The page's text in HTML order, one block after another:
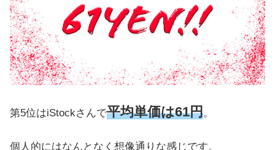
第5位はiStockさんで平均単価は61円。
個人的にはなんとなく想像通りな感じです。